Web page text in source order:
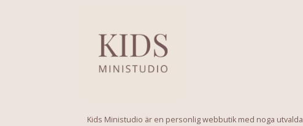
Kids Ministudio är en personlig webbutik med noga utvalda